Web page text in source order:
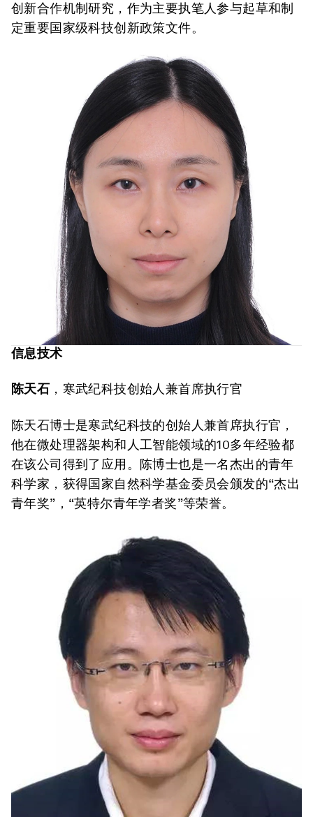
创新合作机制研究，作为主要执笔人参与起草和制
定重要国家级科技创新政策文件。
信息技术
陈天石 ，寒武纪科技创始人兼首席执行官
陈天石博士是寒武纪科技的创始人兼首席执行官，
他在微处理器架构和人工智能领域的10多年经验都
在该公司得到了应用。陈博士也是一名杰出的青年
科学家，获得国家自然科学基金委员会颁发的“杰出
青年奖”，“英特尔青年学者奖”等荣誉。